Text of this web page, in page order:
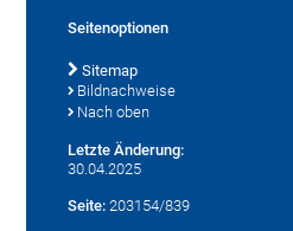
Seitenoptionen
Sitemap
Bildnachweise
Nach oben
Letzte Änderung:
30.04.2025
Seite: 203154/839